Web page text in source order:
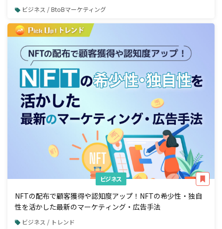
ビジネス / BtoBマーケティング
ビジネス
NFTの配布で顧客獲得や認知度アップ！NFTの希少性・独自
性を活かした最新のマーケティング・広告手法
ビジネス / トレンド